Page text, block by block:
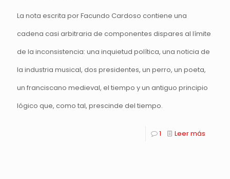
La nota escrita por Facundo Cardoso contiene una
cadena casi arbitraria de componentes dispares al límite
de la inconsistencia: una inquietud política, una noticia de
la industria musical, dos presidentes, un perro, un poeta,
un franciscano medieval, el tiempo y un antiguo principio
lógico que, como tal, prescinde del tiempo.
1 Leer más